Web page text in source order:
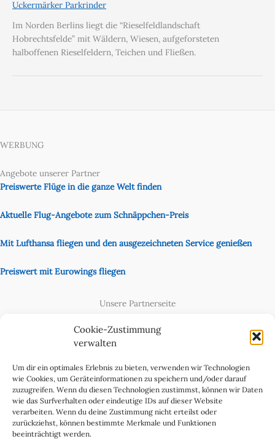
Cookie-Zustimmung
verwalten
Um dir ein optimales Erlebnis zu bieten, verwenden wir Technologien
wie Cookies, um Geräteinformationen zu speichern und/oder darauf
zuzugreifen. Wenn du diesen Technologien zustimmst, können wir Daten
wie das Surfverhalten oder eindeutige IDs auf dieser Website
verarbeiten. Wenn du deine Zustimmung nicht erteilst oder
zurückziehst, können bestimmte Merkmale und Funktionen
beeinträchtigt werden.
Uckermärker Parkrinder
Im Norden Berlins liegt die “Rieselfeldlandschaft
Hobrechtsfelde” mit Wäldern, Wiesen, aufgeforsteten
halboffenen Rieselfeldern, Teichen und Fließen.
WERBUNG
Angebote unserer Partner
Preiswerte Flüge in die ganze Welt finden
Aktuelle Flug-Angebote zum Schnäppchen-Preis
Mit Lufthansa fliegen und den ausgezeichneten Service genießen
Preiswert mit Eurowings fliegen
Unsere Partnerseite